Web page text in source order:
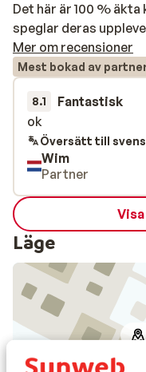
Det här är 100 %
speglar deras
Mer om recensioner
Mest bokad av
8.1 Fantastisk
ok
ok
Översätt till
Wim
Partner
Visa
Läge